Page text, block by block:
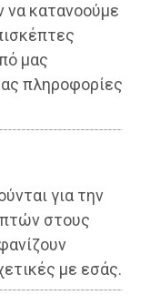
να κατανοούμε
μας
πληροφορίες
για την
στους
με εσάς.
από
Δήμο